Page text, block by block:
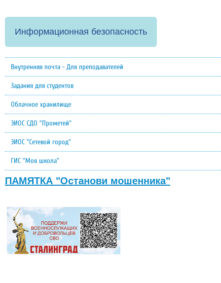
Информационная безопасность
Внутренняя почта - Для преподавателей
Задания для студентов
Облачное хранилище
ЭИОС СДО "Прометей"
ЭИОС "Сетевой город"
ГИС "Моя школа"
ПАМЯТКА "Останови мошенника"